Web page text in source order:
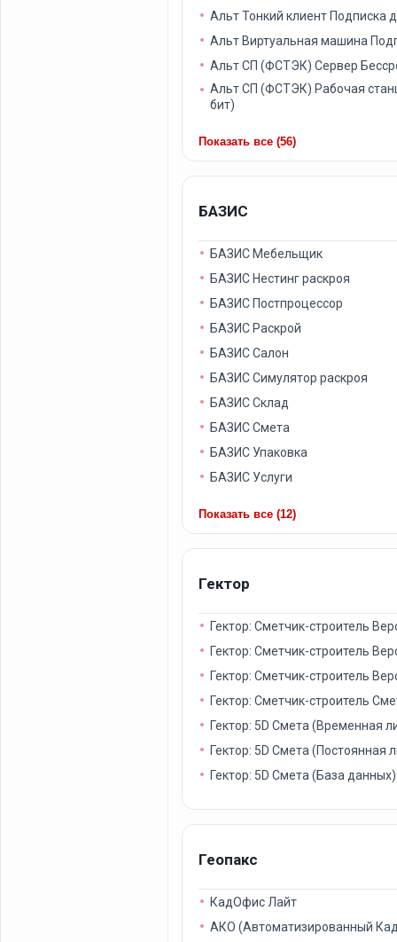
Альт Тонкий клиент Подписка
Альт Виртуальная машина
Альт СП (ФСТЭК) Сервер
Альт СП (ФСТЭК) Рабочая
бит)
Показать все (56)
БАЗИС
БАЗИС Мебельщик
БАЗИС Нестинг раскроя
БАЗИС Постпроцессор
БАЗИС Раскрой
БАЗИС Салон
БАЗИС Симулятор раскроя
БАЗИС Склад
БАЗИС Смета
БАЗИС Упаковка
БАЗИС Услуги
Показать все (12)
Гектор
Гектор: Сметчик-строитель
Гектор: Сметчик-строитель
Гектор: Сметчик-строитель
Гектор: Сметчик-строитель
Гектор: 5D Смета (Временная
Гектор: 5D Смета (Постоянная
Гектор: 5D Смета (База данных)
Геопакс
КадОфис Лайт
АКО (Автоматизированный